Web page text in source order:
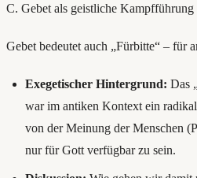
C. Gebet als geistliche Kampfführung
Gebet bedeutet auch „Fürbitte“ – für
Exegetischer Hintergrund: Das
war im antiken Kontext ein
von der Meinung der Menschen
nur für Gott verfügbar zu sein.